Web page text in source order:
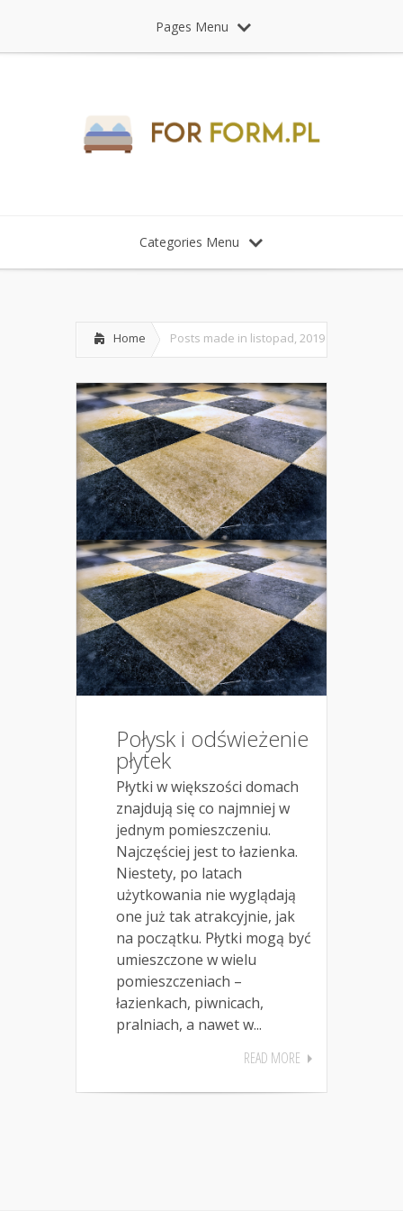
Pages Menu
Categories Menu
Home Posts made in listopad, 2019
Połysk i odświeżenie
płytek
Płytki w większości domach
znajdują się co najmniej w
jednym pomieszczeniu.
Najczęściej jest to łazienka.
Niestety, po latach
użytkowania nie wyglądają
one już tak atrakcyjnie, jak
na początku. Płytki mogą być
umieszczone w wielu
pomieszczeniach –
łazienkach, piwnicach,
pralniach, a nawet w...
READ MORE